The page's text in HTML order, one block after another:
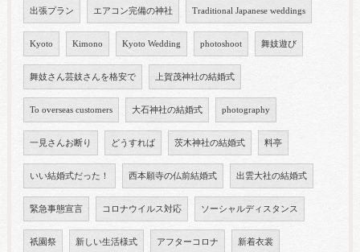
出張プラン エアコン完備の神社 Traditional Japanese weddings
Kyoto Kimono Kyoto Wedding photoshoot 舞妓遊び
舞妓さん芸妓さんを格安で 上賀茂神社の結婚式
To overseas customers 大石神社の結婚式 photography
一見さんお断り どうすれば 茨木神社の結婚式 料亭
いい結婚式だった！ 西本願寺の仏前結婚式 出雲大社の結婚式
緊急事態宣言 コロナウイルス対応 ソーシャルディスタンス
祇園祭 新しい生活様式 アフターコロナ 新着衣裳